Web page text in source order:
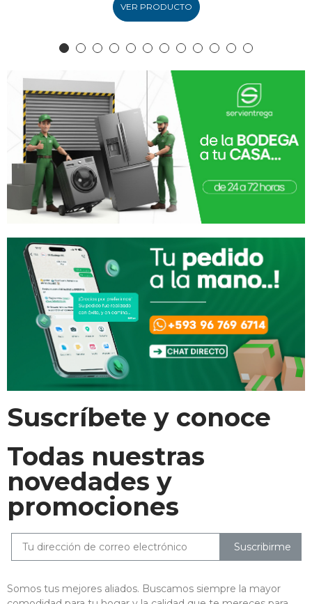
VER PRODUCTO
Suscríbete y conoce
Todas nuestras
novedades y
promociones
Suscribirme
Somos tus mejores aliados. Buscamos siempre la mayor